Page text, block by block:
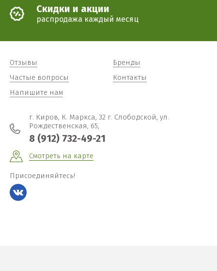
Cкидки и акции
распродажа каждый месяц
Отзывы
Частые вопросы
Напишите нам
Бренды
Контакты
г. Киров, К. Маркса, 32 г. Слободской, ул.
Рождественская, 65,
8 (912) 732-49-21
Смотреть на карте
Присоединяйтесь!